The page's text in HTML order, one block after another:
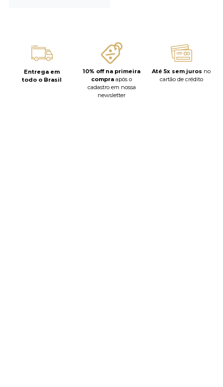
Entrega em
todo o Brasil
10% off na primeira
compra após o
cadastro em nossa
newsletter
Até 5x sem juros no
cartão de crédito